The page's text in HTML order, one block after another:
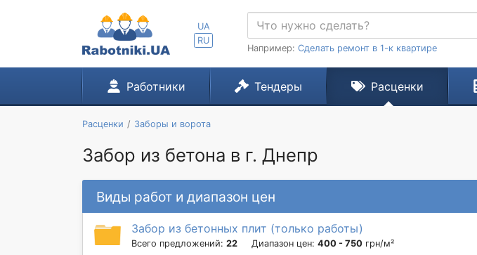
UA
RU
Например: Сделать ремонт в 1-к квартире
Работники Тендеры Расценки
Расценки Заборы и ворота
Забор из бетона в г. Днепр
Виды работ и диапазон цен
Забор из бетонных плит (только работы)
Всего предложений: 22 Диапазон цен: 400 - 750 грн/м²